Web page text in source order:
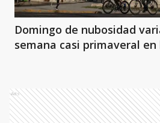
Domingo de nubosidad
semana casi primaveral en
Ads